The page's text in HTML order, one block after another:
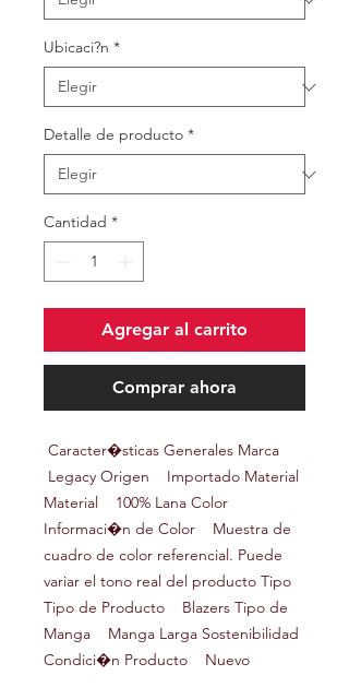
Ubicaci?n *
Detalle de producto *
Cantidad *
Agregar al carrito
Comprar ahora
Caracter�sticas Generales Marca
Legacy Origen Importado Material
Material 100% Lana Color
Informaci�n de Color Muestra de
cuadro de color referencial. Puede
variar el tono real del producto Tipo
Tipo de Producto Blazers Tipo de
Manga Manga Larga Sostenibilidad
Condici�n Producto Nuevo